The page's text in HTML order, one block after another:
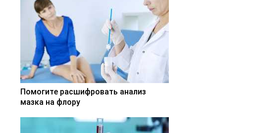
Помогите расшифровать анализ
мазка на флору